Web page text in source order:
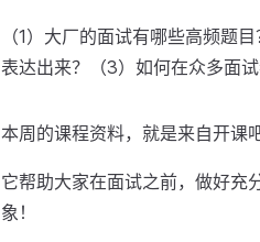
（1）大厂的面试有哪些高频题
表达出来？（3）如何在众多面
本周的课程资料，就是来自开课
它帮助大家在面试之前，做好充
象！